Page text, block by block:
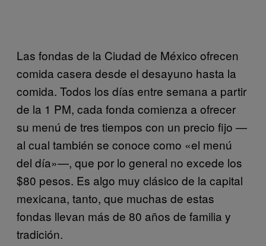
Las fondas de la Ciudad de México ofrecen
comida casera desde el desayuno hasta la
comida. Todos los días entre semana a partir
de la 1 PM, cada fonda comienza a ofrecer
su menú de tres tiempos con un precio fijo —
al cual también se conoce como «el menú
del día»—, que por lo general no excede los
$80 pesos. Es algo muy clásico de la capital
mexicana, tanto, que muchas de estas
fondas llevan más de 80 años de familia y
tradición.